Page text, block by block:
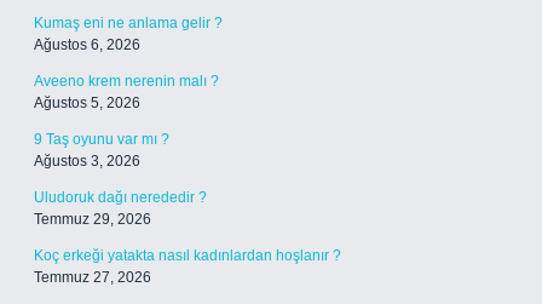
Kumaş eni ne anlama gelir ?
Ağustos 6, 2026
Aveeno krem nerenin malı ?
Ağustos 5, 2026
9 Taş oyunu var mı ?
Ağustos 3, 2026
Uludoruk dağı nerededir ?
Temmuz 29, 2026
Koç erkeği yatakta nasıl kadınlardan hoşlanır ?
Temmuz 27, 2026